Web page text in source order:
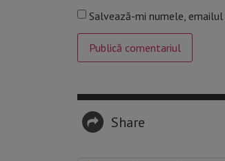
Salvează-mi numele,
Share